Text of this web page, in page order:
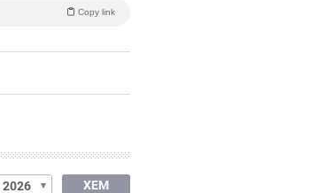
Copy link
XEM